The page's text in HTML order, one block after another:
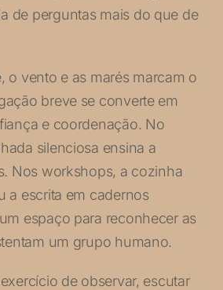
de perguntas mais do que de
o vento e as marés marcam o
breve se converte em
e coordenação. No
silenciosa ensina a
Nos workshops, a cozinha
a escrita em cadernos
espaço para reconhecer as
um grupo humano.
de observar, escutar